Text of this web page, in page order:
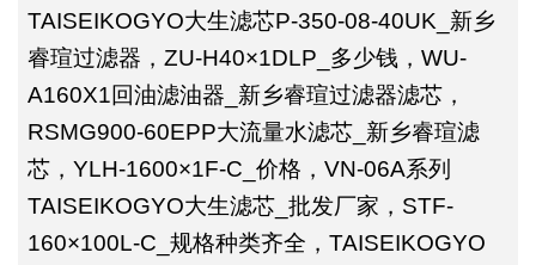
TAISEIKOGYO大生滤芯P-350-08-40UK_新乡
睿瑄过滤器，ZU-H40×1DLP_多少钱，WU-
A160X1回油滤油器_新乡睿瑄过滤器滤芯，
RSMG900-60EPP大流量水滤芯_新乡睿瑄滤
芯，YLH-1600×1F-C_价格，VN-06A系列
TAISEIKOGYO大生滤芯_批发厂家，STF-
160×100L-C_规格种类齐全，TAISEIKOGYO